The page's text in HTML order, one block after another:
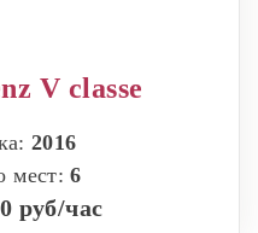
V classe
2016
мест:6
руб/час